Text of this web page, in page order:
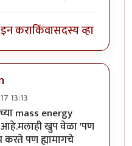
कराकिंवासदस्य व्हा
13:13
बोका
mass energy
खुप वेळा 'पण
करते पण ह्यामागचे